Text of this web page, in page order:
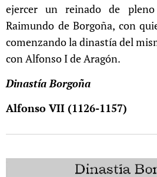
ejercer un reinado de
Raimundo de Borgoña, con
comenzando la dinastía del
con Alfonso I de Aragón.
Dinastía Borgoña
Alfonso VII (1126-1157)